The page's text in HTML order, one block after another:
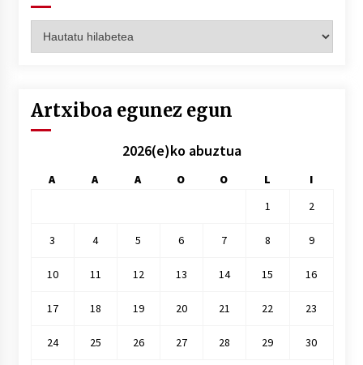
hilez
Artxiboa egunez egun
2026(e)ko abuztua
A A A O O L
I
1
2
3 4 5 6 7 8 9
10 11 12 13 14 15 16
17 18 19 20 21 22 23
24 25 26 27 28 29 30